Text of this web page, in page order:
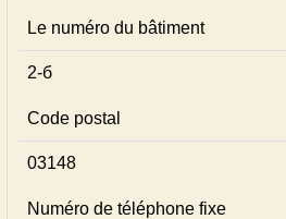
Le numéro du bâtiment
2-б
Code postal
03148
Numéro de téléphone fixe